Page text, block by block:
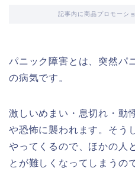
記事内に商品プロモーシ
パニック障害とは、突然パ
の病気です。
激しいめまい・息切れ・動
や恐怖に襲われます。そう
やってくるので、ほかの人
とが難しくなってしまうの